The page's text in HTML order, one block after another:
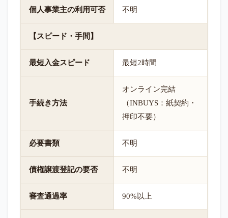
個人事業主の利用可否 不明
【スピード・手間】
最短入金スピード 最短2時間
手続き方法
オンライン完結
（INBUYS：紙契約・
押印不要）
必要書類 不明
債権譲渡登記の要否 不明
審査通過率 90%以上